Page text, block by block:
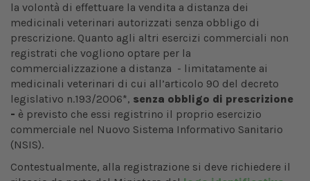
la volontà di effettuare la vendita a distanza dei
medicinali veterinari autorizzati senza obbligo di
prescrizione. Quanto agli altri esercizi commerciali non
registrati che vogliono optare per la
commercializzazione a distanza - limitatamente ai
medicinali veterinari di cui all’articolo 90 del decreto
legislativo n.193/2006*, senza obbligo di prescrizione
- è previsto che essi registrino il proprio esercizio
commerciale nel Nuovo Sistema Informativo Sanitario
(NSIS).
Contestualmente, alla registrazione si deve richiedere il